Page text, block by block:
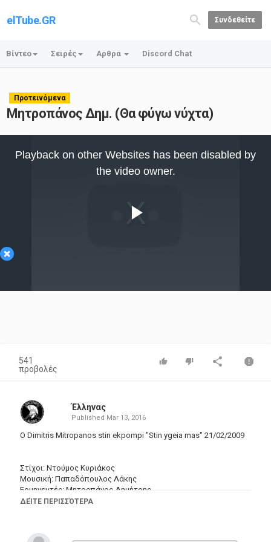
elTube.GR Συνδεθείτε
Βίντεο Σειρές Αρθρα Discord Chat
Προτεινόμενα
Μητροπάνος Δημ. (Θα φύγω νύχτα)
×
Video
Playback on other Websites has been disabled by
the video owner.
541
προβολές
Έλληνας
Published Mar 13, 2016
O Dimitris Mitropanos stin ekpompi "Stin ygeia mas" 21/02/2009
Στίχοι: Ντούμος Κυριάκος
Μουσική: Παπαδόπουλος Λάκης
Ερμηνευτές: Μητροπάνος Δημήτρης
Μη λυπηθείς τα μάτια μου
ΔΕΊΤΕ ΠΕΡΙΣΣΌΤΕΡΑ